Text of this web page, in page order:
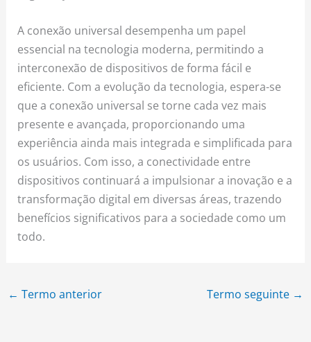
A conexão universal desempenha um papel
essencial na tecnologia moderna, permitindo a
interconexão de dispositivos de forma fácil e
eficiente. Com a evolução da tecnologia, espera-se
que a conexão universal se torne cada vez mais
presente e avançada, proporcionando uma
experiência ainda mais integrada e simplificada para
os usuários. Com isso, a conectividade entre
dispositivos continuará a impulsionar a inovação e a
transformação digital em diversas áreas, trazendo
benefícios significativos para a sociedade como um
todo.
← Termo anterior Termo seguinte →